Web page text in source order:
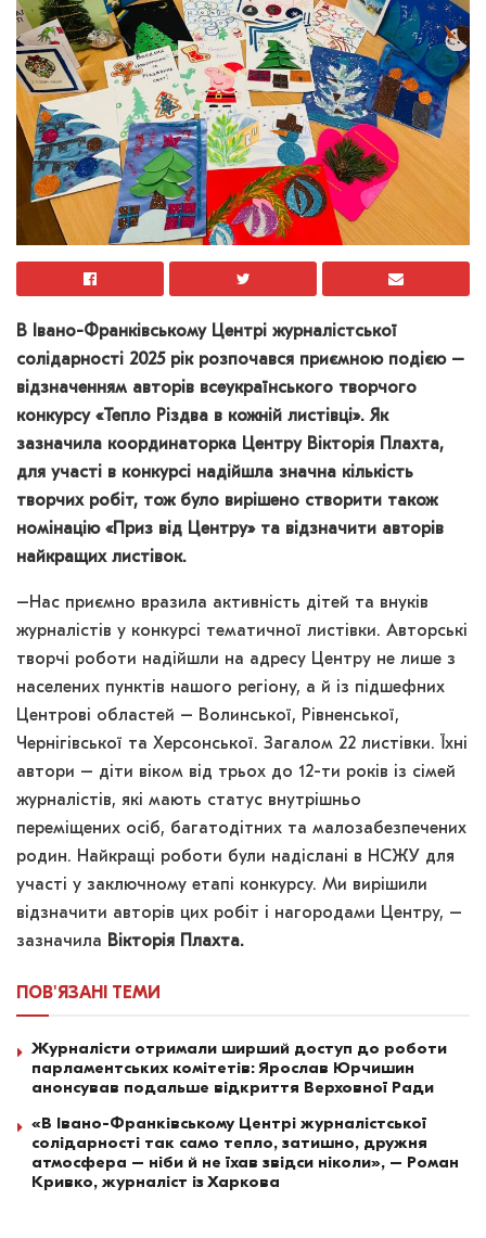
В Івано-Франківському Центрі журналістської
солідарності 2025 рік розпочався приємною подією –
відзначенням авторів всеукраїнського творчого
конкурсу «Тепло Різдва в кожній листівці». Як
зазначила координаторка Центру Вікторія Плахта,
для участі в конкурсі надійшла значна кількість
творчих робіт, тож було вирішено створити також
номінацію «Приз від Центру» та відзначити авторів
найкращих листівок.
–Нас приємно вразила активність дітей та внуків
журналістів у конкурсі тематичної листівки. Авторські
творчі роботи надійшли на адресу Центру не лише з
населених пунктів нашого регіону, а й із підшефних
Центрові областей – Волинської, Рівненської,
Чернігівської та Херсонської. Загалом 22 листівки. Їхні
автори – діти віком від трьох до 12-ти років із сімей
журналістів, які мають статус внутрішньо
переміщених осіб, багатодітних та малозабезпечених
родин. Найкращі роботи були надіслані в НСЖУ для
участі у заключному етапі конкурсу. Ми вирішили
відзначити авторів цих робіт і нагородами Центру, –
зазначила Вікторія Плахта.
ПОВ'ЯЗАНІ ТЕМИ
Журналісти отримали ширший доступ до роботи
парламентських комітетів: Ярослав Юрчишин
анонсував подальше відкриття Верховної Ради
«В Івано-Франківському Центрі журналістської
солідарності так само тепло, затишно, дружня
атмосфера – ніби й не їхав звідси ніколи», – Роман
Кривко, журналіст із Харкова